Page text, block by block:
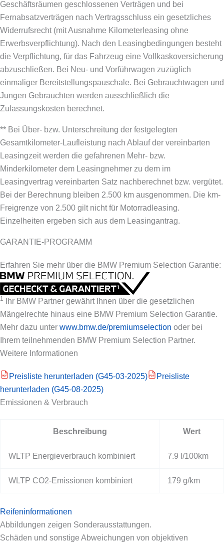
Geschäftsräumen geschlossenen Verträgen und bei
Fernabsatzverträgen nach Vertragsschluss ein gesetzliches
Widerrufsrecht (mit Ausnahme Kilometerleasing ohne
Erwerbsverpflichtung). Nach den Leasingbedingungen besteht
die Verpflichtung, für das Fahrzeug eine Vollkaskoversicherung
abzuschließen. Bei Neu- und Vorführwagen zuzüglich
einmaliger Bereitstellungspauschale. Bei Gebrauchtwagen und
Jungen Gebrauchten werden ausschließlich die
Zulassungskosten berechnet.
** Bei Über- bzw. Unterschreitung der festgelegten
Gesamtkilometer-Laufleistung nach Ablauf der vereinbarten
Leasingzeit werden die gefahrenen Mehr- bzw.
Minderkilometer dem Leasingnehmer zu dem im
Leasingvertrag vereinbarten Satz nachberechnet bzw. vergütet.
Bei der Berechnung bleiben 2.500 km ausgenommen. Die km-
Freigrenze von 2.500 gilt nicht für Motorradleasing.
Einzelheiten ergeben sich aus dem Leasingantrag.
GARANTIE-PROGRAMM
Erfahren Sie mehr über die BMW Premium Selection Garantie:
1
Ihr BMW Partner gewährt Ihnen über die gesetzlichen
Mängelrechte hinaus eine BMW Premium Selection Garantie.
Mehr dazu unter www.bmw.de/premiumselection oder bei
Ihrem teilnehmenden BMW Premium Selection Partner.
Weitere Informationen
PDF Preisliste herunterladen (G45-03-2025) PDF
Preisliste
herunterladen (G45-08-2025)
Emissionen & Verbrauch
Beschreibung Wert
WLTP Energieverbrauch kombiniert 7.9 l/100km
WLTP CO2-Emissionen kombiniert 179 g/km
Reifeninformationen
Abbildungen zeigen Sonderausstattungen.
Schäden und sonstige Abweichungen von objektiven